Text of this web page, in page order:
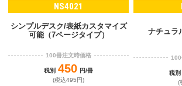
NS4021
シンプルデスク/表紙カスタマイズ
可能（7ページタイプ）
100冊注文時価格
税別 450 円/冊
(税込495円)
ナチュラ
100
税別
(